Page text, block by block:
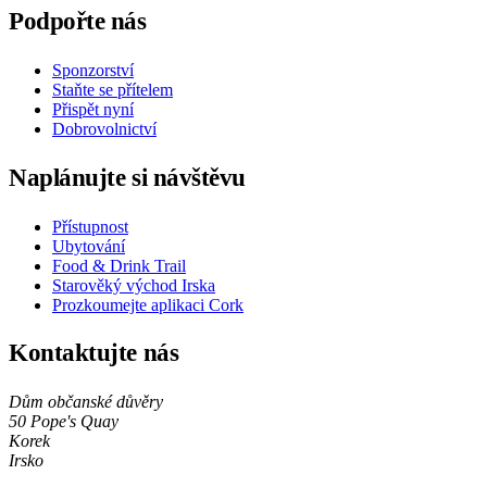
Podpořte nás
Sponzorství
Staňte se přítelem
Přispět nyní
Dobrovolnictví
Naplánujte si návštěvu
Přístupnost
Ubytování
Food & Drink Trail
Starověký východ Irska
Prozkoumejte aplikaci Cork
Kontaktujte nás
Dům občanské důvěry
50 Pope's Quay
Korek
Irsko